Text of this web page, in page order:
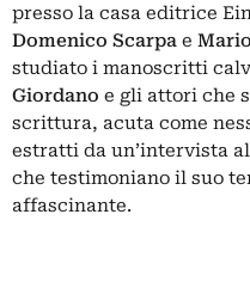
presso la casa editrice
Domenico Scarpa e
studiato i manoscritti
Giordano e gli attori che
scrittura, acuta come
estratti da un’intervista
che testimoniano il suo
affascinante.